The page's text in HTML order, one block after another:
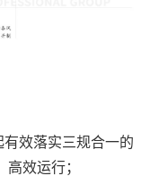
有效落实三规合一的
效运行；